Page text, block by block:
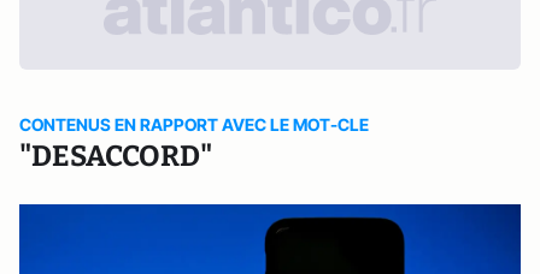
CONTENUS EN RAPPORT AVEC LE MOT-CLE
"DESACCORD"